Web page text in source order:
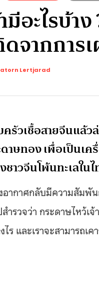
มีอะไรบ้
จากการ
Lertjarad
รัวเชื้อสายจีนแล้
าษทอง เพื่อเป็นเ
าวจีนโพ้นทะเลใน
ากาศกลับมีความสัมพั
รวจว่า กระดาษไหว้เ
ร และเราจะสามารถ